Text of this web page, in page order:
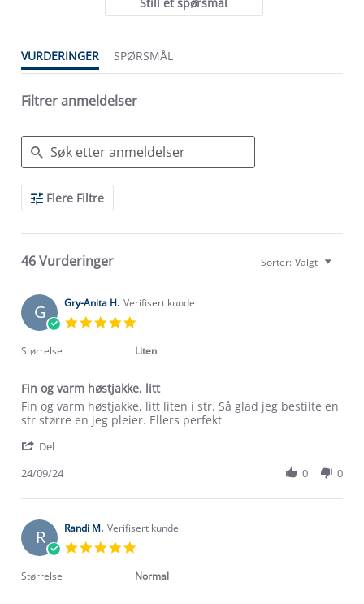
VURDERINGER SPØRSMÅL
Filtrer anmeldelser
Search
ReviewsFlere Filtre
46 Vurderinger Sorter: Valgt
G Gry-Anita H. Verifisert kunde
rating
Størrelse Liten
Fin og varm høstjakke, litt
Review
by
Anita
on
Sep
review
stating
og
høstjakke,
Fin og varm høstjakke, litt liten i str. Så glad jeg bestilte en
str større en jeg pleier. Ellers perfekt
Del
Gry-
H.
on
24
24/09/24 0 0
R Randi M. Verifisert kunde
rating
Størrelse Normal